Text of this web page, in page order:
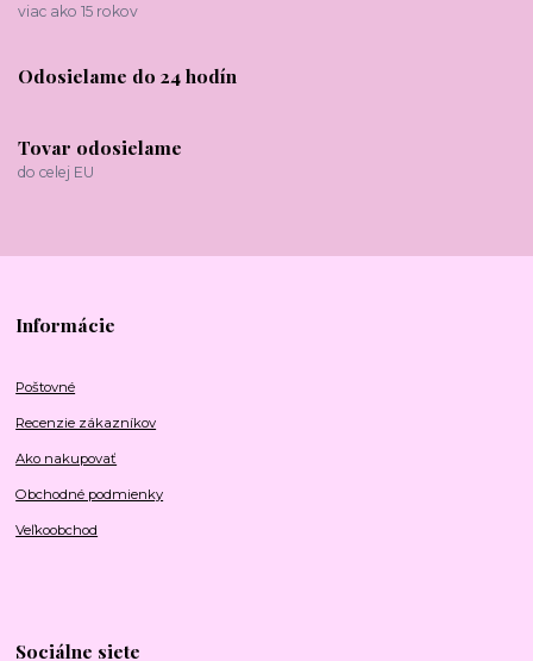
viac ako 15 rokov
Odosielame do 24 hodín
Tovar odosielame
do celej EU
Informácie
Poštovné
Recenzie zákazníkov
Ako nakupovať
Obchodné podmienky
Veľkoobchod
Sociálne siete